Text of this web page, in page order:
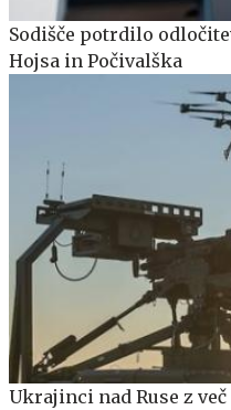
Sodišče potrdilo
Hojsa in Počivalška
Ukrajinci nad Ruse z